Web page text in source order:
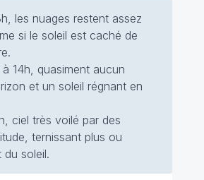
les nuages restent assez
si le soleil est caché de
14h, quasiment aucun
et un soleil régnant en
ciel très voilé par des
ternissant plus ou
du soleil.